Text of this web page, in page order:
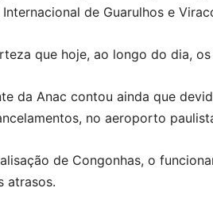
de Guarulhos e
que hoje, ao longo do dia,
da Anac contou ainda que
no aeroporto
de Congonhas, o
atrasos.